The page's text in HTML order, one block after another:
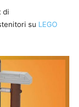
di
su LEGO